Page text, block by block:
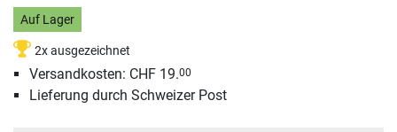
Auf Lager
2x ausgezeichnet
Versandkosten: CHF 19.00
Lieferung durch Schweizer Post